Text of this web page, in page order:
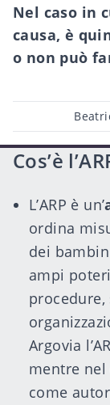
Nel caso in
causa, è
o non può
Post
Cos’è
L’ARP è un’
ordina
dei
ampi
Argovia
mentre nel
come